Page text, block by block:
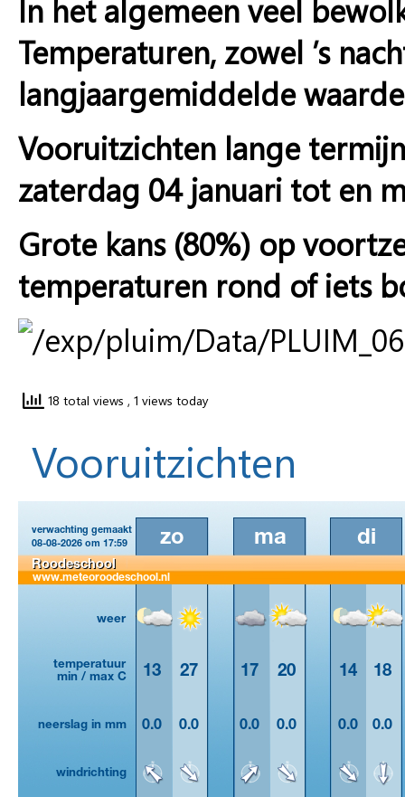
In het algemeen veel
Temperaturen, zowel ’s
langjaargemiddelde
Vooruitzichten lange termijn
zaterdag 04 januari tot en
Grote kans (80%) op
temperaturen rond of iets
18 total views , 1 views today
Vooruitzichten